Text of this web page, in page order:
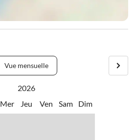
Vue mensuelle
2026
Mer Jeu Ven Sam Dim